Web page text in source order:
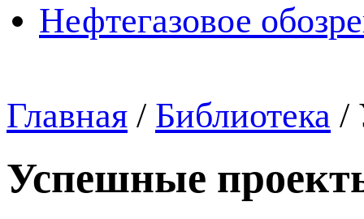
Нефтегазовое
Главная / Библиотека /
Успешные